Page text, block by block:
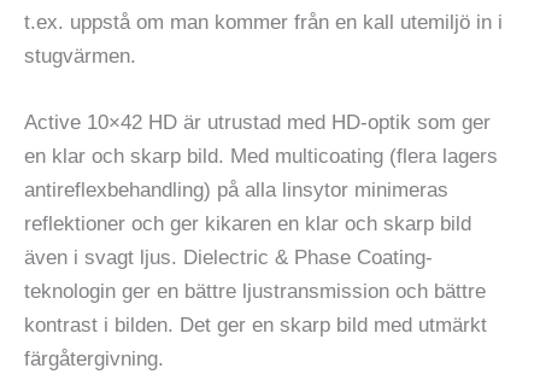
t.ex. uppstå om man kommer från en kall utemiljö in i
stugvärmen.
Active 10×42 HD är utrustad med HD-optik som ger
en klar och skarp bild. Med multicoating (flera lagers
antireflexbehandling) på alla linsytor minimeras
reflektioner och ger kikaren en klar och skarp bild
även i svagt ljus. Dielectric & Phase Coating-
teknologin ger en bättre ljustransmission och bättre
kontrast i bilden. Det ger en skarp bild med utmärkt
färgåtergivning.